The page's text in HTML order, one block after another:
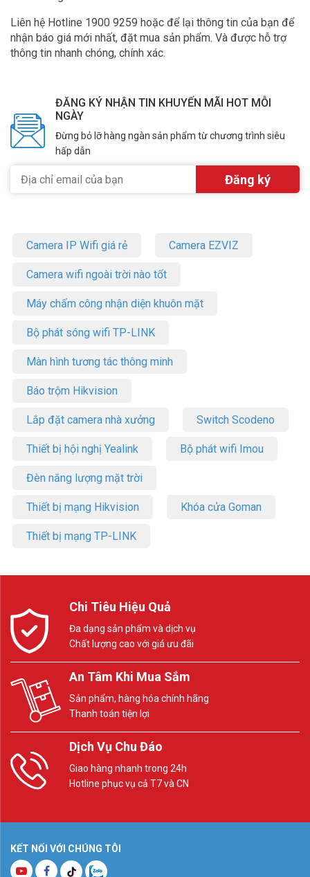
Liên hệ Hotline 1900 9259 hoặc để lại thông tin của bạn để
nhận báo giá mới nhất, đặt mua sản phẩm. Và được hỗ trợ
thông tin nhanh chóng, chính xác.
ĐĂNG KÝ NHẬN TIN KHUYẾN MÃI HOT MỖI
NGÀY
Đừng bỏ lỡ hàng ngàn sản phẩm từ chương trình siêu
hấp dẫn
Camera IP Wifi giá rẻ Camera EZVIZ
Camera wifi ngoài trời nào tốt
Máy chấm công nhận diện khuôn mặt
Bộ phát sóng wifi TP-LINK
Màn hình tương tác thông minh
Báo trộm Hikvision
Lắp đặt camera nhà xưởng Switch Scodeno
Thiết bị hội nghị Yealink Bộ phát wifi Imou
Đèn năng lượng mặt trời
Thiết bị mạng Hikvision Khóa cửa Goman
Thiết bị mạng TP-LINK
Chi Tiêu Hiệu Quả
Đa dạng sản phẩm và dịch vụ
Chất lượng cao với giá ưu đãi
An Tâm Khi Mua Sắm
Sản phẩm, hàng hóa chính hãng
Thanh toán tiện lợi
Dịch Vụ Chu Đáo
Giao hàng nhanh trong 24h
Hotline phục vụ cả T7 và CN
KẾT NỐI VỚI CHÚNG TÔI